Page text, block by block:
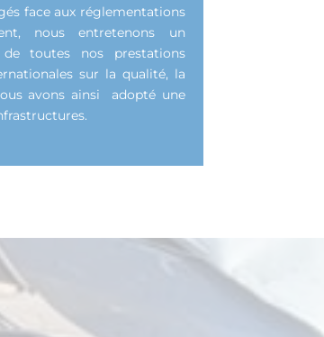
face aux réglementations
nous entretenons un
toutes nos prestations
sur la qualité, la
avons ainsi adopté une